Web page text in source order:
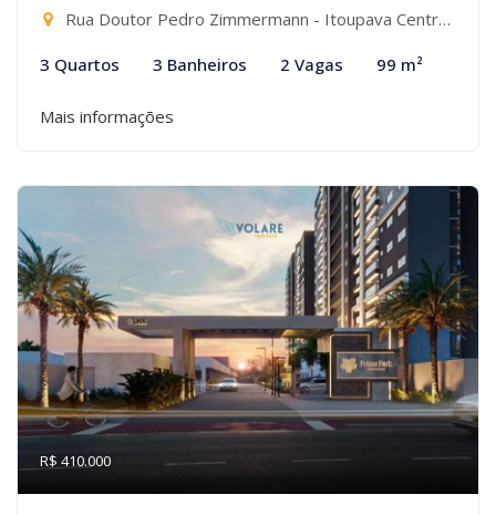
Rua Doutor Pedro Zimmermann - Itoupava Central, Blumenau-SC
3 Quartos 3 Banheiros 2 Vagas 99 m²
Mais informações
R$ 410.000